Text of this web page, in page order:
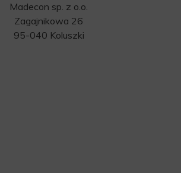
Madecon sp. z o.o.
Zagajnikowa 26
95-040 Koluszki